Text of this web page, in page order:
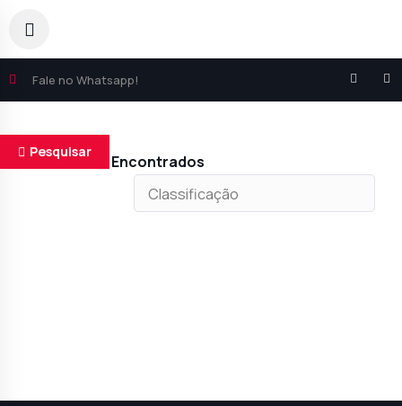
Fale no Whatsapp!
Pesquisar
Resultados Encontrados